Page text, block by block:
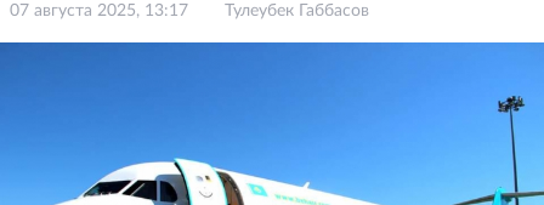
07 августа 2025, 13:17 Тулеубек Габбасов